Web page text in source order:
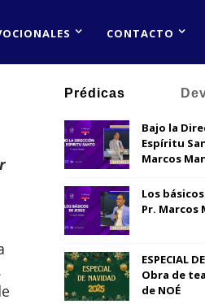
CONTACTO
Prédicas
Bajo la
Espíritu
Marcos
Los
Pr. Marcos
ESPECIAL
Obra de
de NOÉ